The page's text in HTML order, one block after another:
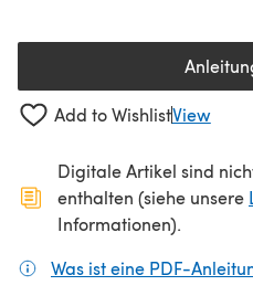
Add to WishlistView
Digitale Artikel sind
enthalten (siehe unsere
Informationen).
Was ist eine PDF-